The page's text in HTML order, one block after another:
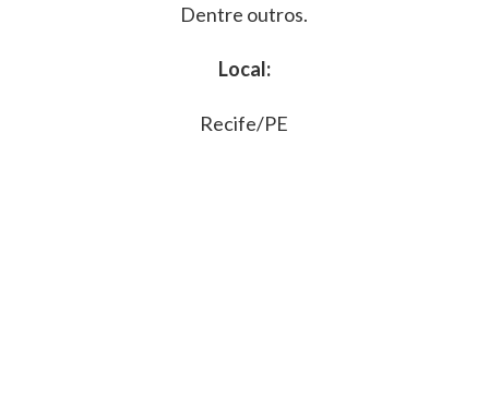
Dentre outros.
Local:
Recife/PE